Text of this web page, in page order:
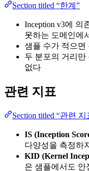
Section titled “한계”
Inception v3에 의
못하는 도메인에
샘플 수가 적으면
두 분포의 거리만
없다
관련 지표
Section titled “관련 지
IS (Inception
다양성을 측정하
KID (Kernel
은 샘플에서도 안